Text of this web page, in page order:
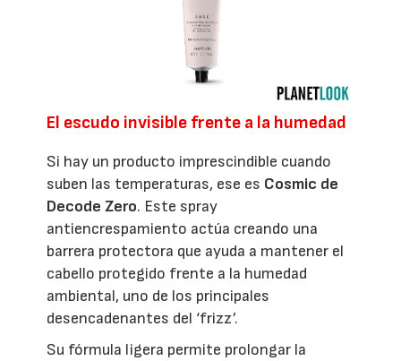
El escudo invisible frente a la humedad
Si hay un producto imprescindible cuando
suben las temperaturas, ese es Cosmic de
Decode Zero. Este spray
antiencrespamiento actúa creando una
barrera protectora que ayuda a mantener el
cabello protegido frente a la humedad
ambiental, uno de los principales
desencadenantes del ‘frizz’.
Su fórmula ligera permite prolongar la